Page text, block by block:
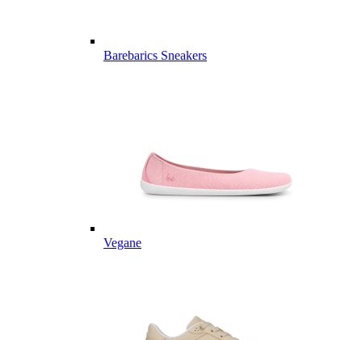
Barebarics Sneakers
Vegane